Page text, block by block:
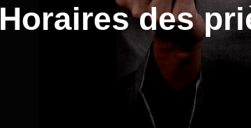
Horaires des